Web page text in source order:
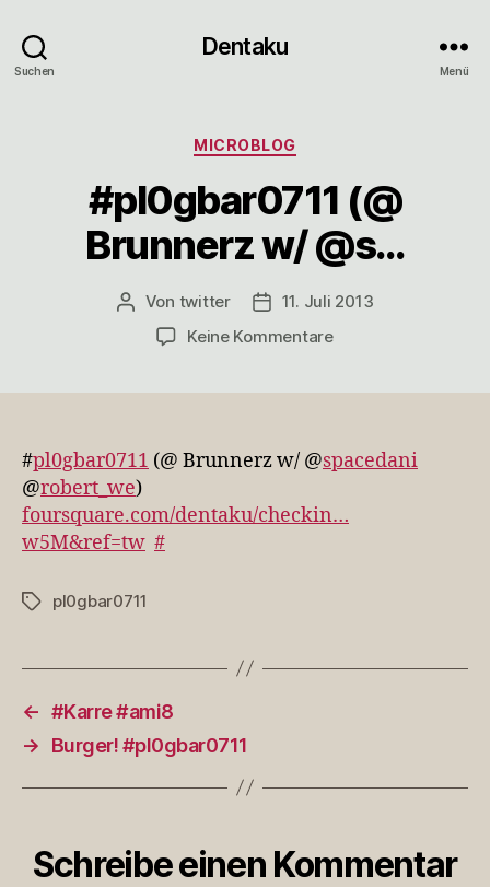
Suchen
Dentaku
Menü
Kategorien
MICROBLOG
#pl0gbar0711 (@
Brunnerz w/ @s…
Beitragsautor
Von twitter Veröffentlichungsdatum
11. Juli 2013
Keine Kommentarezu
@s…
#pl0gbar0711 (@ Brunnerz w/ @spacedani
@robert_we)
foursquare.com/dentaku/checkin…
w5M&ref=tw #
Schlagwörter
pl0gbar0711
← #Karre #ami8
→
Burger! #pl0gbar0711
Schreibe einen Kommentar